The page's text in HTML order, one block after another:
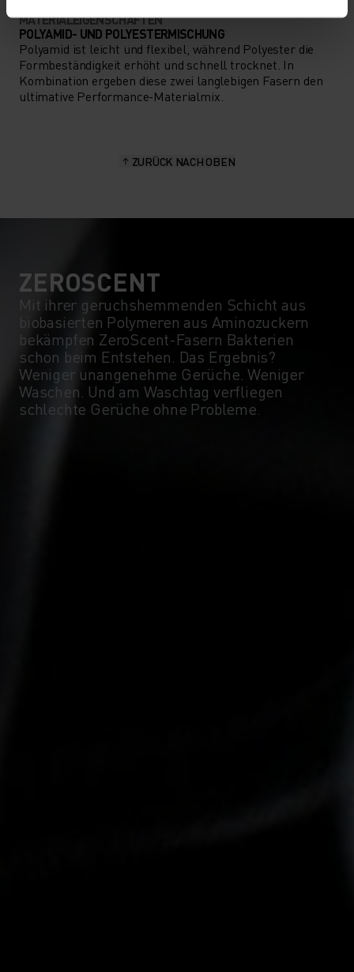
MATERIALEIGENSCHAFTEN
POLYAMID- UND POLYESTERMISCHUNG
Polyamid ist leicht und flexibel, während Polyester die
Formbeständigkeit erhöht und schnell trocknet. In
Kombination ergeben diese zwei langlebigen Fasern den
ultimative Performance-Materialmix.
ZURÜCK NACH OBEN
ZEROSCENT
Mit ihrer geruchshemmenden Schicht aus
biobasierten Polymeren aus Aminozuckern
bekämpfen ZeroScent-Fasern Bakterien
schon beim Entstehen. Das Ergebnis?
Weniger unangenehme Gerüche. Weniger
Waschen. Und am Waschtag verfliegen
schlechte Gerüche ohne Probleme.